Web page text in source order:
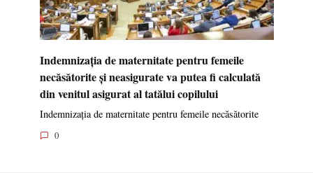
Indemnizația de maternitate pentru femeile
necăsătorite și neasigurate va putea fi calculată
din venitul asigurat al tatălui copilului
Indemnizația de maternitate pentru femeile necăsătorite
0